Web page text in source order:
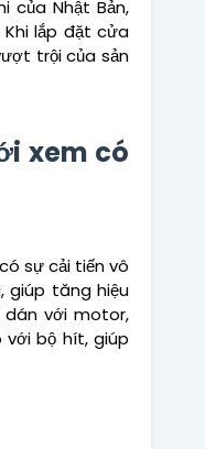
của Nhật Bản,
lắp đặt cửa
trội của sản
xem có
sự cải tiến vô
giúp tăng hiệu
dán với motor,
với bộ hít, giúp